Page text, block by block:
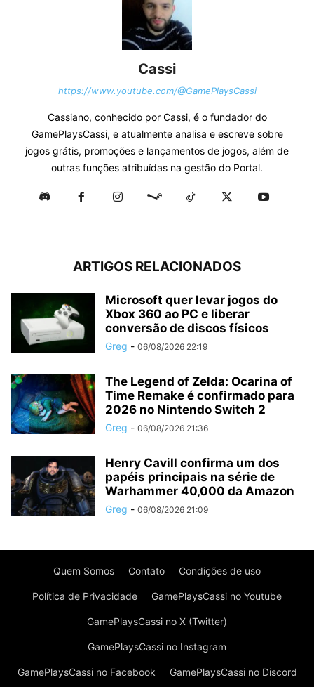
Cassi
https://www.youtube.com/@GamePlaysCassi
Cassiano, conhecido por Cassi, é o fundador do
GamePlaysCassi, e atualmente analisa e escreve sobre
jogos grátis, promoções e lançamentos de jogos, além de
outras funções atribuídas na gestão do Portal.
ARTIGOS RELACIONADOS
Microsoft quer levar jogos do
Xbox 360 ao PC e liberar
conversão de discos físicos
Greg - 06/08/2026 22:19
The Legend of Zelda: Ocarina of
Time Remake é confirmado para
2026 no Nintendo Switch 2
Greg - 06/08/2026 21:36
Henry Cavill confirma um dos
papéis principais na série de
Warhammer 40,000 da Amazon
Greg - 06/08/2026 21:09
Quem Somos Contato Condições de uso
Política de Privacidade GamePlaysCassi no Youtube
GamePlaysCassi no X (Twitter)
GamePlaysCassi no Instagram
GamePlaysCassi no Facebook GamePlaysCassi no Discord